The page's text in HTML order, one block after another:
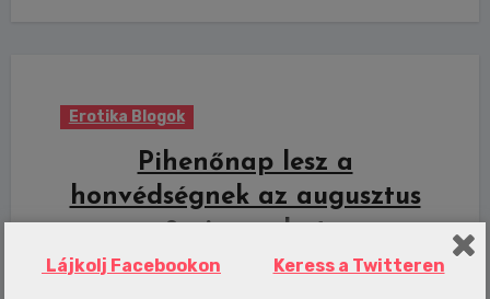
Erotika Blogok
Pihenőnap lesz a
honvédségnek az augusztus
8-ai szombat
Lájkolj Facebookon Keress a Twitteren